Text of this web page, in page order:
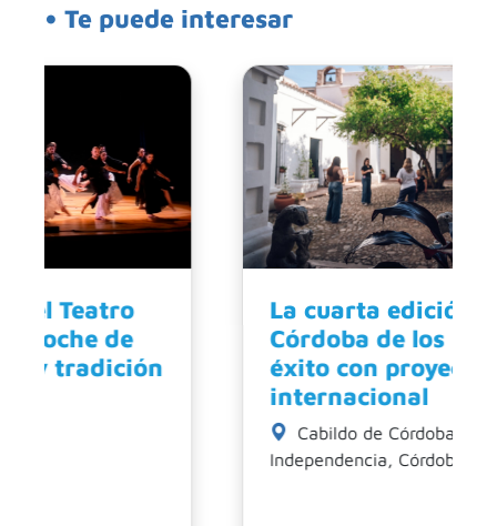
• Te puede interesar
La cuarta edición de
Córdoba de los Patios, un
éxito con proyección
Cabildo de Córdoba,
Independencia, Córdoba, Argentina